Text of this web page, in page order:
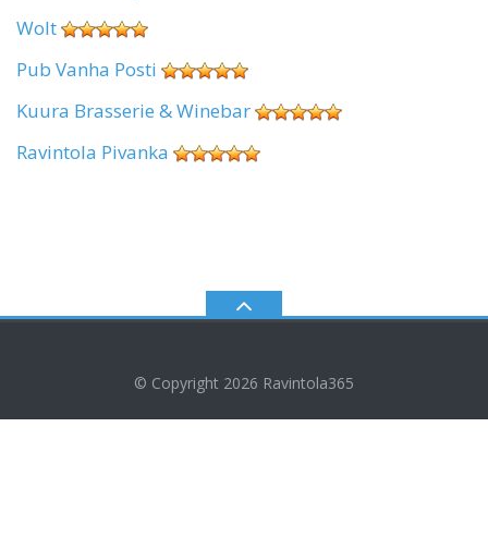
Wolt
Pub Vanha Posti
Kuura Brasserie & Winebar
Ravintola Pivanka
© Copyright 2026 Ravintola365